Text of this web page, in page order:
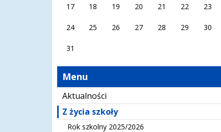
17 18 19 20 21 22 23
24 25 26 27 28 29 30
31
Menu
Aktualności
Z życia szkoły
Rok szkolny 2025/2026